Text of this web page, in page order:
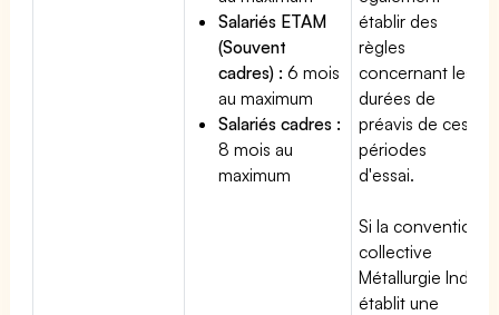
Salariés ETAM
(Souvent
cadres) : 6 mois
au maximum
Salariés cadres :
8 mois au
maximum
établir des
règles
concernant les
durées de
préavis de ces
périodes
d'essai.
Si la convention
collective
Métallurgie Indre
établit une